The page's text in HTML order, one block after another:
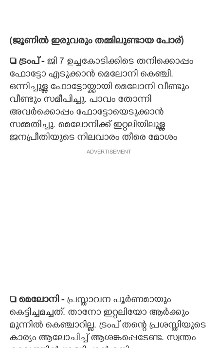
(ജൂണിൽ ഇരുവരും തമ്മിലുണ്ടായ പോര്)
 ട്രംപ്-ജി 7 ഉച്ചകോടിക്കിടെ തനിക്കൊപ്പം
ഫോട്ടോ എടുക്കാൻ മെലോനി കെഞ്ചി.
ഒന്നിച്ചുള്ള ഫോട്ടോയ്ക്കായി മെലോനി വീണ്ടും
വീണ്ടും സമീപിച്ചു. പാവം തോന്നി
അവർക്കൊപ്പം ഫോട്ടോയെടുക്കാൻ
സമ്മതിച്ചു. മെലോനിക്ക് ഇറ്റലിയിലുള്ള
ജനപ്രീതിയുടെ നിലവാരം തീരെ മോശം
ADVERTISEMENT
 മെലോനി -പ്രസ്താവന പൂർണമായും
കെട്ടിച്ചമച്ചത്. താനോ ഇറ്റലിയോ ആർക്കും
മുന്നിൽ കെഞ്ചാറില്ല. ട്രംപ് തന്റെ പ്രശസ്തിയുടെ
കാര്യം ആലോചിച്ച് ആശങ്കപ്പെടേണ്ട. സ്വന്തം